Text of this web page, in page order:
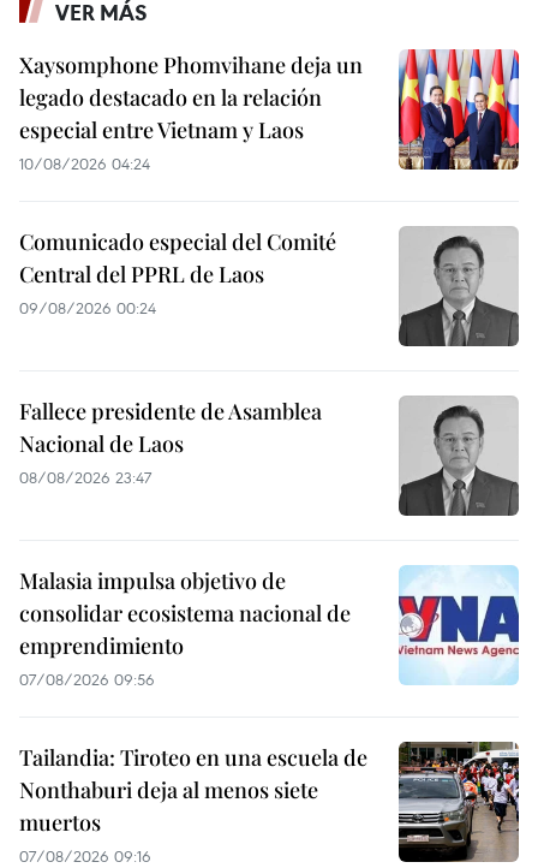
VER MÁS
Xaysomphone Phomvihane deja un
legado destacado en la relación
especial entre Vietnam y Laos
10/08/2026 04:24
Comunicado especial del Comité
Central del PPRL de Laos
09/08/2026 00:24
Fallece presidente de Asamblea
Nacional de Laos
08/08/2026 23:47
Malasia impulsa objetivo de
consolidar ecosistema nacional de
emprendimiento
07/08/2026 09:56
Tailandia: Tiroteo en una escuela de
Nonthaburi deja al menos siete
muertos
07/08/2026 09:16